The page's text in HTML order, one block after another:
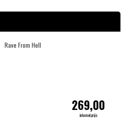
269,00
internetprijs